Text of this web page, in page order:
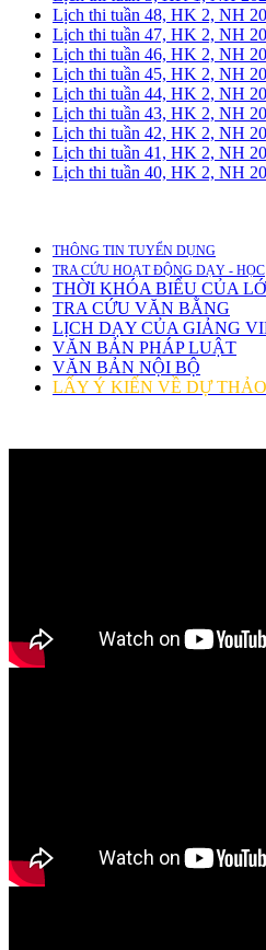
Lịch thi tuần 48, HK 2, NH
Lịch thi tuần 47, HK 2, NH
Lịch thi tuần 46, HK 2, NH
Lịch thi tuần 45, HK 2, NH
Lịch thi tuần 44, HK 2, NH
Lịch thi tuần 43, HK 2, NH
Lịch thi tuần 42, HK 2, NH
Lịch thi tuần 41, HK 2, NH
Lịch thi tuần 40, HK 2, NH
THÔNG TIN TUYỂN DỤNG
TRA CỨU HOẠT ĐỘNG DẠY - HỌC
THỜI KHÓA BIỂU CỦA
TRA CỨU VĂN BẰNG
LỊCH DẠY CỦA GIẢNG
VĂN BẢN PHÁP LUẬT
VĂN BẢN NỘI BỘ
LẤY Ý KIẾN VỀ DỰ